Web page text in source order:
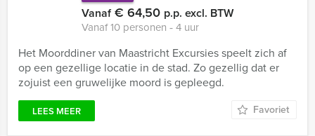
Vanaf€ 64,50 p.p. excl. BTW
Vanaf 10 personen ‐ 4 uur
Het Moorddiner van Maastricht Excursies speelt zich af
op een gezellige locatie in de stad. Zo gezellig dat er
zojuist een gruwelijke moord is gepleegd.
LEES MEER Favoriet